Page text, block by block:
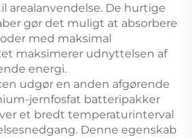
arealanvendelse. De hurtige
gør det muligt at absorbere
med maksimal
maksimerer udnyttelsen af
energi.
udgør en anden afgørende
jernfosfat batteripakker
et bredt temperaturinterval
Denne egenskab